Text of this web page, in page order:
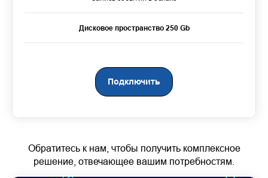
Дисковое пространство 250 Gb
Подключить
Обратитесь к нам, чтобы получить комплексное
решение, отвечающее вашим потребностям.